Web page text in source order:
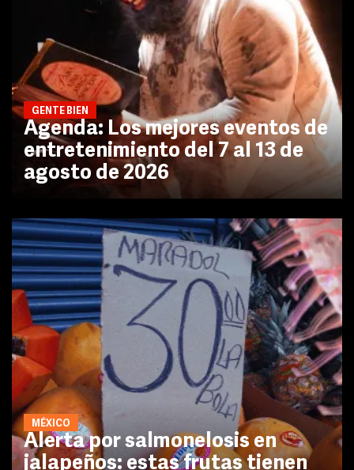
GENTE BIEN
Agenda: Los mejores eventos de
entretenimiento del 7 al 13 de
agosto de 2026
MÉXICO
Alerta por salmonelosis en
jalapeños: estas frutas tienen